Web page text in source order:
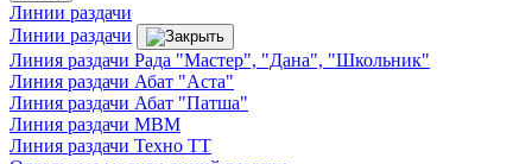
Линии раздачи
Линии раздачи
Линия раздачи Рада "Мастер", "Дана", "Школьник"
Линия раздачи Абат "Аста"
Линия раздачи Абат "Патша"
Линия раздачи МВМ
Линия раздачи Техно ТТ